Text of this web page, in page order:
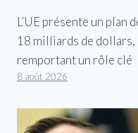
L’UE présente un
18 milliards de
remportant un rôle clé
8 août 2026